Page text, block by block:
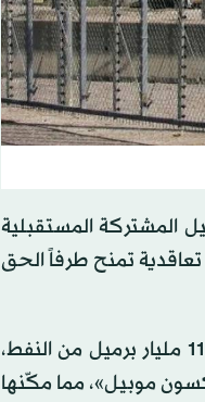
المشتركة المستقبلية
تمنح طرفاً الحق
يُعد ستانبروك أحد أكثر الاكتشافات النفطية ربحيةً خلال العقود الأخيرة، حيث يُقدَّر احتياطيه بنحو 11 مليار برميل من النفط،
موبيل»، مما مكّنها